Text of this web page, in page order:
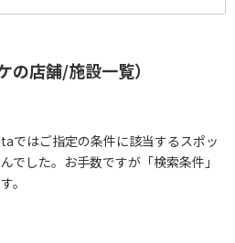
店舗/施設一覧）
ではご指定の条件に該当するスポッ
でした。お手数ですが「検索条件」
。